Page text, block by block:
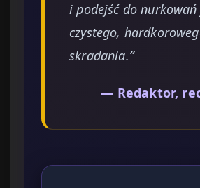
i podejść do
czystego,
skradania.”
— Redaktor,